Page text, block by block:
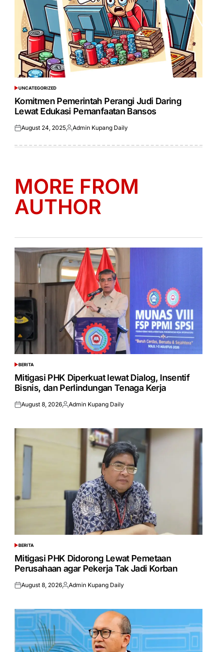
POSTED
IN
UNCATEGORIZED
Komitmen Pemerintah Perangi Judi Daring
Lewat Edukasi Pemanfaatan Bansos
Posted
August 24, 2025Posted
Admin Kupang Daily
MORE FROM
AUTHOR
POSTED
IN
BERITA
Mitigasi PHK Diperkuat lewat Dialog, Insentif
Bisnis, dan Perlindungan Tenaga Kerja
Posted
August 8, 2026Posted
Admin Kupang Daily
POSTED
IN
BERITA
Mitigasi PHK Didorong Lewat Pemetaan
Perusahaan agar Pekerja Tak Jadi Korban
Posted
August 8, 2026Posted
Admin Kupang Daily